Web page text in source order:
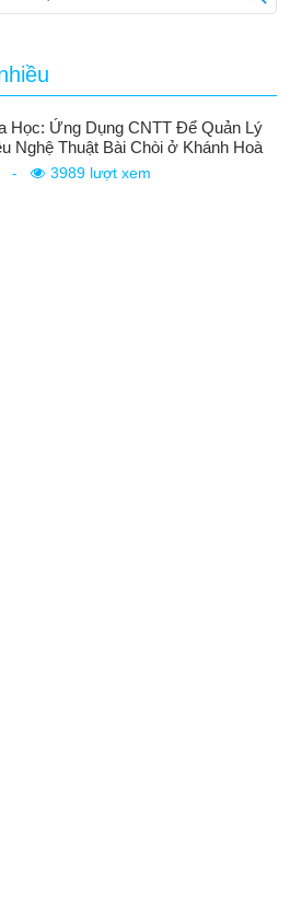
Học: Ứng Dụng CNTT Để Quản Lý
Nghệ Thuật Bài Chòi ở Khánh Hoà
- 3989 lượt xem